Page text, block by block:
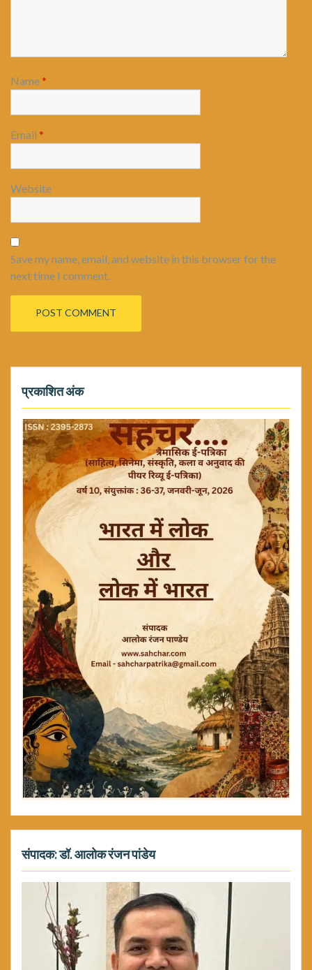
Name*
Email *
Website
Save my name, email, and website in this browser for the
next time I comment.
प्रकाशित अंक
संपादक: डॉ. आलोक रंजन पांडेय